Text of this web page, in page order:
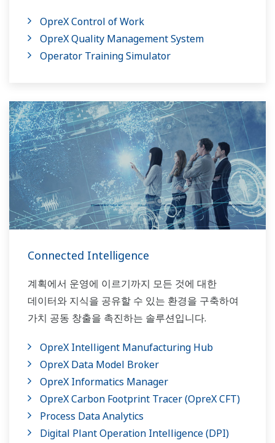
OpreX Control of Work
OpreX Quality Management System
Operator Training Simulator
Connected Intelligence
계획에서 운영에 이르기까지 모든 것에 대한
데이터와 지식을 공유할 수 있는 환경을 구축하여
가치 공동 창출을 촉진하는 솔루션입니다.
OpreX Intelligent Manufacturing Hub
OpreX Data Model Broker
OpreX Informatics Manager
OpreX Carbon Footprint Tracer (OpreX CFT)
Process Data Analytics
Digital Plant Operation Intelligence (DPI)